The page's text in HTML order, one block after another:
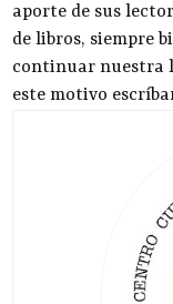
aporte de sus
de libros, siempre
continuar nuestra
este motivo